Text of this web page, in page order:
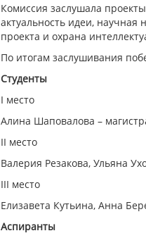
Комиссия заслушала
актуальность идеи, научная
проекта и охрана
По итогам заслушивания
Студенты
I место
Алина Шаповалова –
II место
Валерия Резакова, Ульяна
III место
Елизавета Кутьина, Анна
Аспиранты